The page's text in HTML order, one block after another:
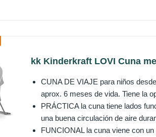
kk Kinderkraft LOVI Cuna
CUNA DE VIAJE para niños
aprox. 6 meses de vida. Tiene la
PRÁCTICA la cuna tiene lados
una buena circulación de aire
FUNCIONAL la cuna viene con